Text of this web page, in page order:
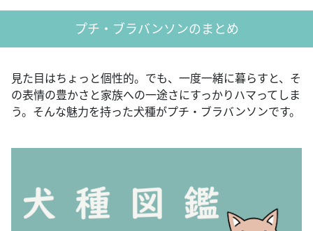
プチ・ブラバンソンのまとめ
見た目はちょっと個性的。でも、一度一緒に暮らすと、そ
の表情の豊かさと家族への一途さにすっかりハマってしま
う。そんな魅力を持った犬種がプチ・ブラバンソンです。